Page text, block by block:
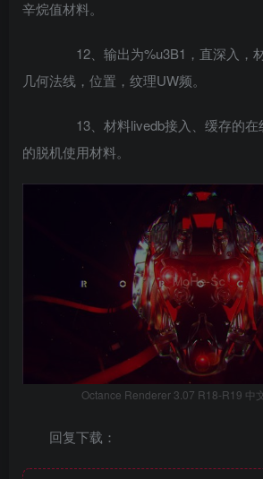
辛烷值材料。
12、输出为%u3B1，直深入，
几何法线，位置，纹理UW频。
13、材料livedb接入、缓存的在
的脱机使用材料。
Octance Renderer 3.07 R18-R19 中
回复下载：